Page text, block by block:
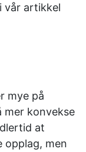
vår artikkel
mye på
mer konvekse
at
opplag, men